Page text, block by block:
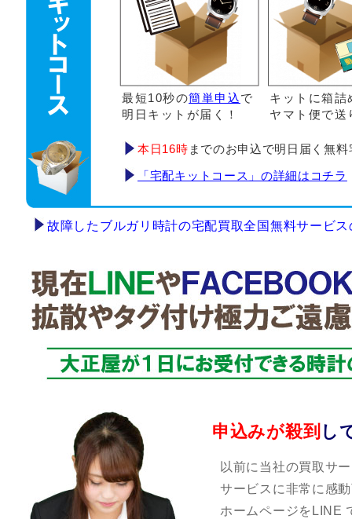
最短10秒の簡単申込で
明日キットが届く！
キットに箱詰
ヤマト便で送
本日16時 までのお申込で明日届く無
「宅配キットコース」の詳細はコチラ
故障したブルガリ時計の宅配買取全国無料サービ
申込みが殺到 し
以前に当社の買取サ
サービスに非常に感
ホームページをLINE